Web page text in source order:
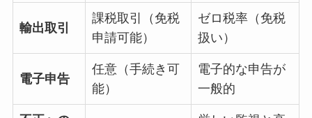
輸出取引
課税取引（免税
申請可能）
ゼロ税率（免税
扱い）
電子申告
任意（手続き可
能）
電子的な申告が
一般的